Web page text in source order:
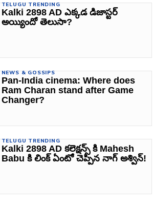
TELUGU TRENDING
Kalki 2898 AD ఎక్కడ డిజాస్టర్
అయ్యిందో తెలుసా?
NEWS & GOSSIPS
Pan-India cinema: Where does
Ram Charan stand after Game
Changer?
TELUGU TRENDING
Kalki 2898 AD కలెక్షన్స్ కి Mahesh
Babu కి లింక్ ఏంటో చెప్పిన నాగ్ అశ్విన్!